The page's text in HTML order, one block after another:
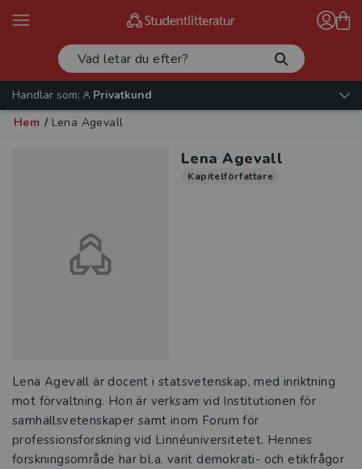
Handlar som:
Privatkund
Hem / Lena Agevall
Lena Agevall
Kapitelförfattare
Lena Agevall är docent i statsvetenskap, med inriktning
mot förvaltning. Hon är verksam vid Institutionen för
samhällsvetenskaper samt inom Forum för
professionsforskning vid Linnéuniversitetet. Hennes
forskningsområde har bl.a. varit demokrati- och etikfrågor